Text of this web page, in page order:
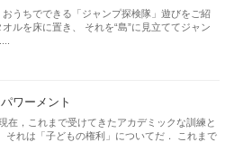
うちでできる「ジャンプ探検隊」遊びをご紹
を床に置き、 それを“島”に見立ててジャン
ワーメント
，これまで受けてきたアカデミックな訓練と
それは「子どもの権利」についてだ． これまで